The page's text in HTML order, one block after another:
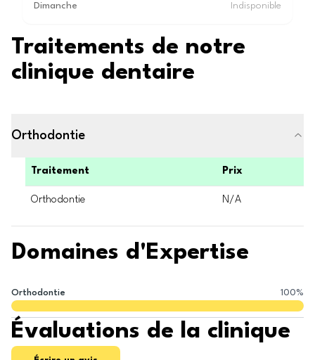
Dimanche Indisponible
Traitements de notre
clinique dentaire
Orthodontie
Traitement Prix
Orthodontie N/A
Domaines d'Expertise
Orthodontie 100%
Évaluations de la clinique